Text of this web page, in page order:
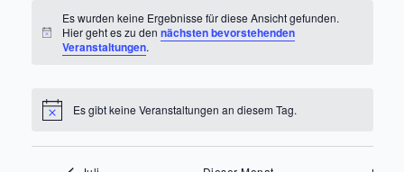
Hinweis
Es wurden keine Ergebnisse für diese Ansicht gefunden.
Hier geht es zu dennächsten bevorstehenden
Veranstaltungen.
HinweisEs gibt keine Veranstaltungen an diesem Tag.